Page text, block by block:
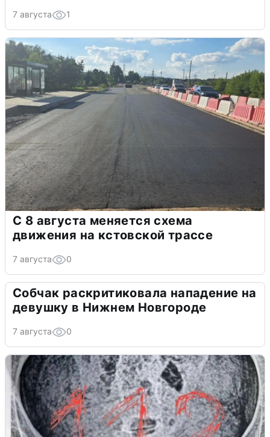
7 августа 1
С 8 августа меняется схема
движения на кстовской трассе
7 августа 0
Собчак раскритиковала нападение на
девушку в Нижнем Новгороде
7 августа 0